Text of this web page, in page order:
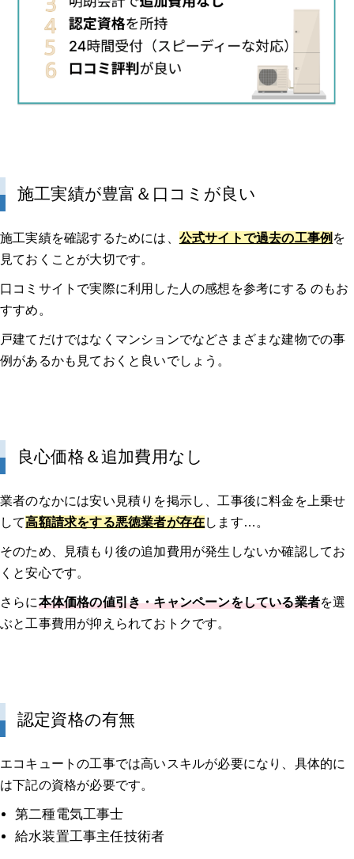
施工実績が豊富＆口コミが良い
施工実績を確認するためには、 公式サイトで過去の工事例 を
見ておくことが大切です。
口コミサイトで実際に利用した人の感想を参考にする のもお
すすめ。
戸建てだけではなくマンションでなどさまざまな建物での事
例があるかも見ておくと良いでしょう。
良心価格＆追加費用なし
業者のなかには安い見積りを掲示し、工事後に料金を上乗せ
して高額請求をする悪徳業者が存在します…。
そのため、見積もり後の追加費用が発生しないか確認してお
くと安心です。
さらに本体価格の値引き・キャンペーンをしている業者を選
ぶと工事費用が抑えられておトクです。
認定資格の有無
エコキュートの工事では高いスキルが必要になり、具体的に
は下記の資格が必要です。
第二種電気工事士
給水装置工事主任技術者